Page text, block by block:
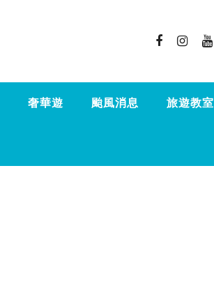
奢華遊 颱風消息 旅遊教室